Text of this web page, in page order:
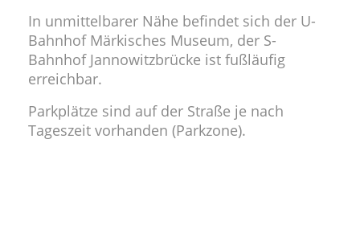
In unmittelbarer Nähe befindet sich der U-
Bahnhof Märkisches Museum, der S-
Bahnhof Jannowitzbrücke ist fußläufig
erreichbar.
Parkplätze sind auf der Straße je nach
Tageszeit vorhanden (Parkzone).